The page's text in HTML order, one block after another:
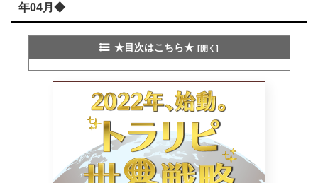
年04月◆
★目次はこちら★